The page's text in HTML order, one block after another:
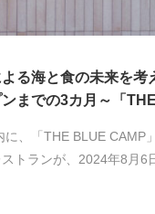
よる海と食の未来を考
ンまでの3カ月～「
に、「THE BLUE CAMP
トランが、2024年8月6